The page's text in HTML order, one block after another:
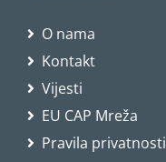
O nama
Kontakt
Vijesti
EU CAP Mreža
Pravila privatnosti